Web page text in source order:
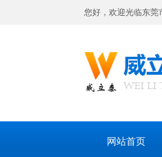
您好，欢迎光临东莞
网站首页